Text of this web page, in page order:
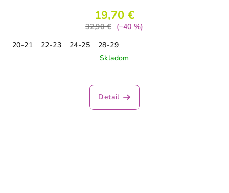
19,70 €
32,90 €
(–40 %)
20-21
22-23 24-25
28-29
Skladom
hodnotenie
produktu
Detail